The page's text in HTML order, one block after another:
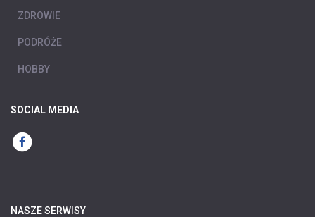
ZDROWIE
PODRÓŻE
HOBBY
SOCIAL MEDIA
NASZE SERWISY